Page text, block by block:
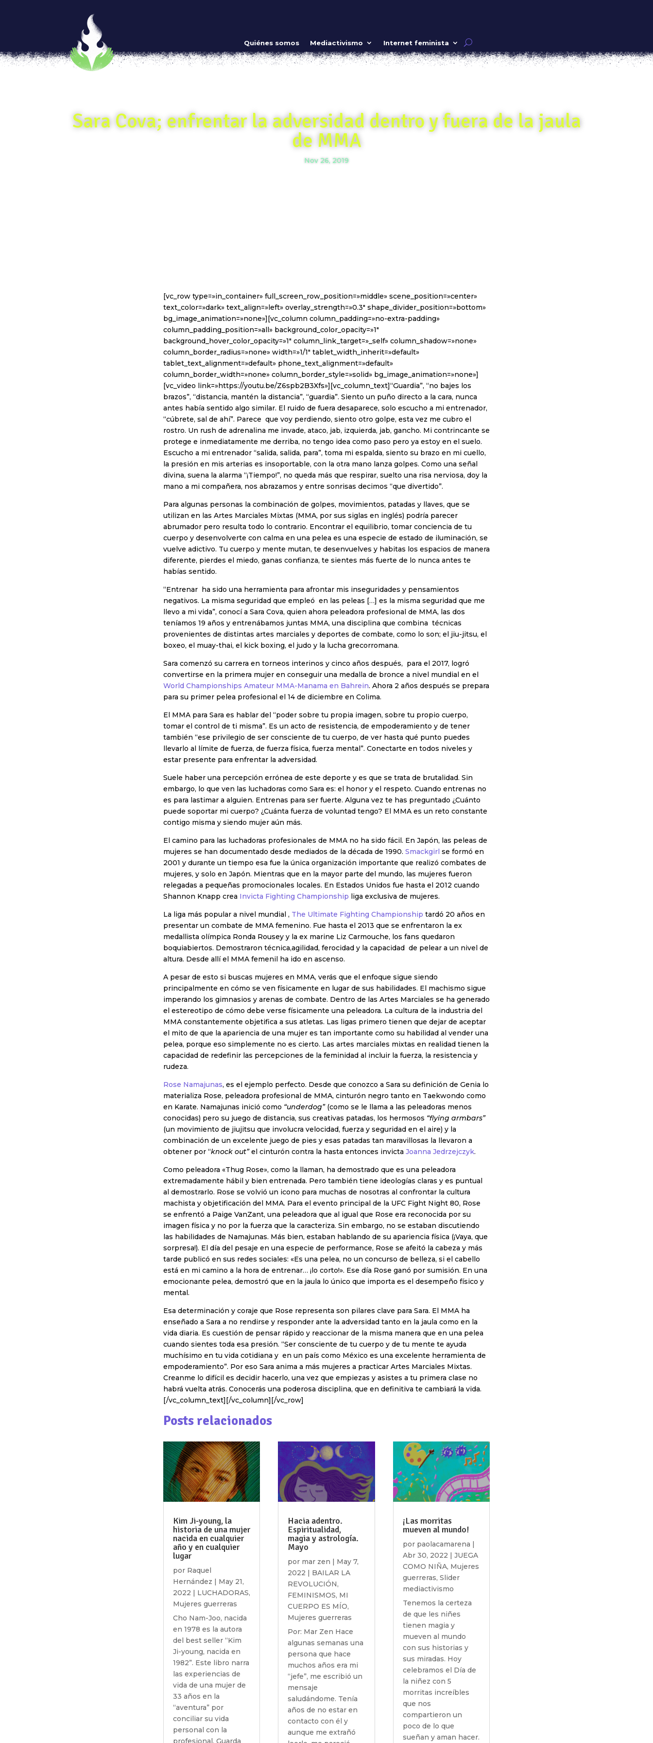
Quiénes somos Mediactivismo Internet feminista
Sara Cova; enfrentar la adversidad dentro y fuera de la jaula
de MMA
Nov 26, 2019
[vc_row type=»in_container» full_screen_row_position=»middle» scene_position=»center»
text_color=»dark» text_align=»left» overlay_strength=»0.3″ shape_divider_position=»bottom»
bg_image_animation=»none»][vc_column column_padding=»no-extra-padding»
column_padding_position=»all» background_color_opacity=»1″
background_hover_color_opacity=»1″ column_link_target=»_self» column_shadow=»none»
column_border_radius=»none» width=»1/1″ tablet_width_inherit=»default»
tablet_text_alignment=»default» phone_text_alignment=»default»
column_border_width=»none» column_border_style=»solid» bg_image_animation=»none»]
[vc_video link=»https://youtu.be/Z6spb2B3Xfs»][vc_column_text]“Guardia”, “no bajes los
brazos”, “distancia, mantén la distancia”, “guardia”. Siento un puño directo a la cara, nunca
antes había sentido algo similar. El ruido de fuera desaparece, solo escucho a mi entrenador,
“cúbrete, sal de ahí”. Parece que voy perdiendo, siento otro golpe, esta vez me cubro el
rostro. Un rush de adrenalina me invade, ataco, jab, izquierda, jab, gancho. Mi contrincante se
protege e inmediatamente me derriba, no tengo idea como paso pero ya estoy en el suelo.
Escucho a mi entrenador “salida, salida, para”, toma mi espalda, siento su brazo en mi cuello,
la presión en mis arterias es insoportable, con la otra mano lanza golpes. Como una señal
divina, suena la alarma “¡Tiempo!”, no queda más que respirar, suelto una risa nerviosa, doy la
mano a mi compañera, nos abrazamos y entre sonrisas decimos “que divertido”.
Para algunas personas la combinación de golpes, movimientos, patadas y llaves, que se
utilizan en las Artes Marciales Mixtas (MMA, por sus siglas en inglés) podría parecer
abrumador pero resulta todo lo contrario. Encontrar el equilibrio, tomar conciencia de tu
cuerpo y desenvolverte con calma en una pelea es una especie de estado de iluminación, se
vuelve adictivo. Tu cuerpo y mente mutan, te desenvuelves y habitas los espacios de manera
diferente, pierdes el miedo, ganas confianza, te sientes más fuerte de lo nunca antes te
habías sentido.
“Entrenar ha sido una herramienta para afrontar mis inseguridades y pensamientos
negativos. La misma seguridad que empleó en las peleas […] es la misma seguridad que me
llevo a mi vida”, conocí a Sara Cova, quien ahora peleadora profesional de MMA, las dos
teníamos 19 años y entrenábamos juntas MMA, una disciplina que combina técnicas
provenientes de distintas artes marciales y deportes de combate, como lo son; el jiu-jitsu, el
boxeo, el muay-thai, el kick boxing, el judo y la lucha grecorromana.
Sara comenzó su carrera en torneos interinos y cinco años después, para el 2017, logró
convertirse en la primera mujer en conseguir una medalla de bronce a nivel mundial en el
World Championships Amateur MMA-Manama en Bahrein. Ahora 2 años después se prepara
para su primer pelea profesional el 14 de diciembre en Colima.
El MMA para Sara es hablar del “poder sobre tu propia imagen, sobre tu propio cuerpo,
tomar el control de ti misma”. Es un acto de resistencia, de empoderamiento y de tener
también “ese privilegio de ser consciente de tu cuerpo, de ver hasta qué punto puedes
llevarlo al límite de fuerza, de fuerza física, fuerza mental”. Conectarte en todos niveles y
estar presente para enfrentar la adversidad.
Suele haber una percepción errónea de este deporte y es que se trata de brutalidad. Sin
embargo, lo que ven las luchadoras como Sara es: el honor y el respeto. Cuando entrenas no
es para lastimar a alguien. Entrenas para ser fuerte. Alguna vez te has preguntado ¿Cuánto
puede soportar mi cuerpo? ¿Cuánta fuerza de voluntad tengo? El MMA es un reto constante
contigo misma y siendo mujer aún más.
El camino para las luchadoras profesionales de MMA no ha sido fácil. En Japón, las peleas de
mujeres se han documentado desde mediados de la década de 1990. Smackgirl se formó en
2001 y durante un tiempo esa fue la única organización importante que realizó combates de
mujeres, y solo en Japón. Mientras que en la mayor parte del mundo, las mujeres fueron
relegadas a pequeñas promocionales locales. En Estados Unidos fue hasta el 2012 cuando
Shannon Knapp crea Invicta Fighting Championship liga exclusiva de mujeres.
La liga más popular a nivel mundial , The Ultimate Fighting Championship tardó 20 años en
presentar un combate de MMA femenino. Fue hasta el 2013 que se enfrentaron la ex
medallista olímpica Ronda Rousey y la ex marine Liz Carmouche, los fans quedaron
boquiabiertos. Demostraron técnica,agilidad, ferocidad y la capacidad de pelear a un nivel de
altura. Desde allí el MMA femenil ha ido en ascenso.
A pesar de esto si buscas mujeres en MMA, verás que el enfoque sigue siendo
principalmente en cómo se ven físicamente en lugar de sus habilidades. El machismo sigue
imperando los gimnasios y arenas de combate. Dentro de las Artes Marciales se ha generado
el estereotipo de cómo debe verse físicamente una peleadora. La cultura de la industria del
MMA constantemente objetifica a sus atletas. Las ligas primero tienen que dejar de aceptar
el mito de que la apariencia de una mujer es tan importante como su habilidad al vender una
pelea, porque eso simplemente no es cierto. Las artes marciales mixtas en realidad tienen la
capacidad de redefinir las percepciones de la feminidad al incluir la fuerza, la resistencia y
rudeza.
Rose Namajunas, es el ejemplo perfecto. Desde que conozco a Sara su definición de Genia lo
materializa Rose, peleadora profesional de MMA, cinturón negro tanto en Taekwondo como
en Karate. Namajunas inició como “underdog”(como se le llama a las peleadoras menos
conocidas) pero su juego de distancia, sus creativas patadas, los hermosos “flying armbars”
(un movimiento de jiujitsu que involucra velocidad, fuerza y seguridad en el aire) y la
combinación de un excelente juego de pies y esas patadas tan maravillosas la llevaron a
obtener por “knock out”el cinturón contra la hasta entonces invicta Joanna Jedrzejczyk.
Como peleadora «Thug Rose», como la llaman, ha demostrado que es una peleadora
extremadamente hábil y bien entrenada. Pero también tiene ideologías claras y es puntual
al demostrarlo. Rose se volvió un icono para muchas de nosotras al confrontar la cultura
machista y objetificación del MMA. Para el evento principal de la UFC Fight Night 80, Rose
se enfrentó a Paige VanZant, una peleadora que al igual que Rose era reconocida por su
imagen física y no por la fuerza que la caracteriza. Sin embargo, no se estaban discutiendo
las habilidades de Namajunas. Más bien, estaban hablando de su apariencia física (¡Vaya, que
sorpresa!). El día del pesaje en una especie de performance, Rose se afeitó la cabeza y más
tarde publicó en sus redes sociales: «Es una pelea, no un concurso de belleza, si el cabello
está en mi camino a la hora de entrenar… ¡lo corto!». Ese día Rose ganó por sumisión. En una
emocionante pelea, demostró que en la jaula lo único que importa es el desempeño físico y
mental.
Esa determinación y coraje que Rose representa son pilares clave para Sara. El MMA ha
enseñado a Sara a no rendirse y responder ante la adversidad tanto en la jaula como en la
vida diaria. Es cuestión de pensar rápido y reaccionar de la misma manera que en una pelea
cuando sientes toda esa presión. “Ser consciente de tu cuerpo y de tu mente te ayuda
muchísimo en tu vida cotidiana y en un país como México es una excelente herramienta de
empoderamiento”. Por eso Sara anima a más mujeres a practicar Artes Marciales Mixtas.
Creanme lo difícil es decidir hacerlo, una vez que empiezas y asistes a tu primera clase no
habrá vuelta atrás. Conocerás una poderosa disciplina, que en definitiva te cambiará la vida.
[/vc_column_text][/vc_column][/vc_row]
Posts relacionados
Kim Ji-young, la
historia de una mujer
nacida en cualquier
año y en cualquier
lugar
por Raquel
Hernández
May 21,
2022
LUCHADORAS,
Mujeres guerreras
Cho Nam-Joo, nacida
en 1978 es la autora
del best seller “Kim
Ji-young, nacida en
1982”. Este libro narra
las experiencias de
vida de una mujer de
33 años en la
“aventura” por
conciliar su vida
personal con la
Hacia adentro.
Espiritualidad,
magia y astrología.
Mayo
por mar zen
May 7,
2022
BAILAR LA
REVOLUCIÓN,
FEMINISMOS, MI
CUERPO ES MÍO,
Mujeres guerreras
Por: Mar Zen Hace
algunas semanas una
persona que hace
muchos años era mi
“jefe”, me escribió un
mensaje
saludándome. Tenía
años de no estar en
contacto con él y
aunque me extrañó
¡Las morritas
mueven al mundo!
por paolacamarena
Abr 30, 2022
JUEGA
COMO NIÑA, Mujeres
guerreras, Slider
mediactivismo
Tenemos la certeza
de que les niñes
tienen magia y
mueven al mundo
con sus historias y
sus miradas. Hoy
celebramos el Día de
la niñez con 5
morritas increíbles
que nos
compartieron un
poco de lo que
sueñan y aman hacer.